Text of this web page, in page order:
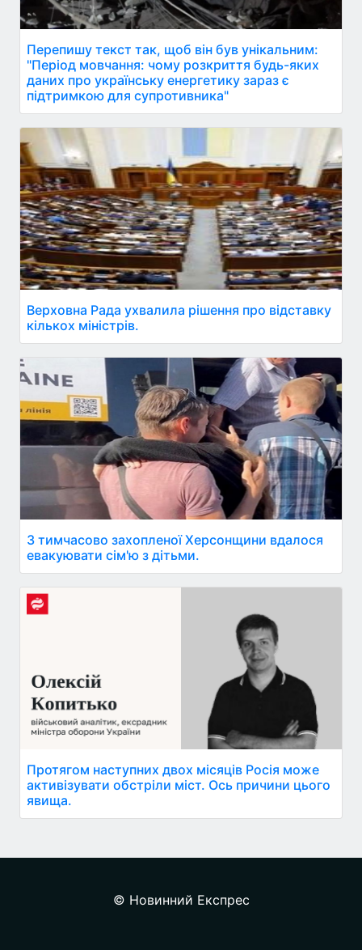
Перепишу текст так, щоб він був унікальним:
"Період мовчання: чому розкриття будь-яких
даних про українську енергетику зараз є
підтримкою для супротивника"
Верховна Рада ухвалила рішення про відставку
кількох міністрів.
З тимчасово захопленої Херсонщини вдалося
евакуювати сім'ю з дітьми.
Протягом наступних двох місяців Росія може
активізувати обстріли міст. Ось причини цього
явища.
© Новинний Експрес